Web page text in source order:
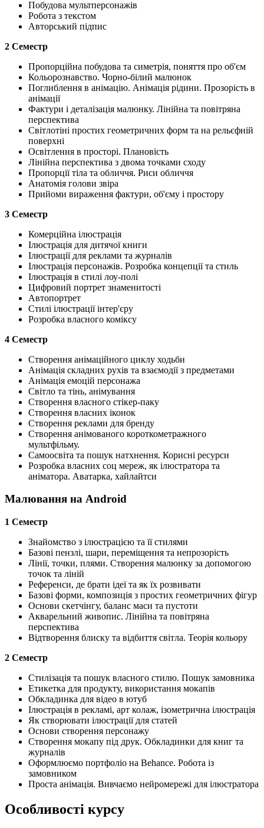
Побудова мультперсонажів
Робота з текстом
Авторський підпис
2 Семестр
Пропорційна побудова та симетрія, поняття про об'єм
Кольорознавство. Чорно-білий малюнок
Поглиблення в анімацію. Анімація рідини. Прозорість в
анімації
Фактури і деталізація малюнку. Лінійна та повітряна
перспектива
Світлотіні простих геометричних форм та на рельєфній
поверхні
Освітлення в просторі. Плановість
Лінійна перспектива з двома точками сходу
Пропорції тіла та обличчя. Риси обличчя
Анатомія голови звіра
Прийоми вираження фактури, об'єму і простору
3 Семестр
Комерційна ілюстрація
Ілюстрація для дитячої книги
Ілюстрації для реклами та журналів
Ілюстрація персонажів. Розробка концепції та стиль
Ілюстрація в стилі лоу-полі
Цифровий портрет знаменитості
Автопортрет
Стилі ілюстрації інтер'єру
Розробка власного коміксу
4 Семестр
Створення анімаційного циклу ходьби
Анімація складних рухів та взаємодії з предметами
Анімація емоцій персонажа
Світло та тінь, анімування
Створення власного стікер-паку
Створення власних іконок
Створення реклами для бренду
Створення анімованого короткометражного
мультфільму.
Самоосвіта та пошук натхнення. Корисні ресурси
Розробка власних соц мереж, як ілюстратора та
аніматора. Аватарка, хайлайтси
Малювання на Android
1 Семестр
Знайомство з ілюстрацією та її стилями
Базові пензлі, шари, переміщення та непрозорість
Лінії, точки, плями. Створення малюнку за допомогою
точок та ліній
Референси, де брати ідеї та як їх розвивати
Базові форми, композиція з простих геометричних фігур
Основи скетчінгу, баланс маси та пустоти
Акварельний живопис. Лінійна та повітряна
перспектива
Відтворення блиску та відбиття світла. Теорія кольору
2 Семестр
Стилізація та пошук власного стилю. Пошук замовника
Етикетка для продукту, використання мокапів
Обкладинка для відео в ютуб
Ілюстрація в рекламі, арт колаж, ізометрична ілюстрація
Як створювати ілюстрації для статей
Основи створення персонажу
Створення мокапу під друк. Обкладинки для книг та
журналів
Оформлюємо портфоліо на Behance. Робота із
замовником
Проста анімація. Вивчаємо нейромережі для ілюстратора
Особливості курсу